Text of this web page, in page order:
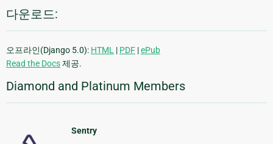
다운로드:
오프라인(Django 5.0): HTML | PDF |ePub
Read the Docs제공.
Diamond and Platinum Members
Sentry